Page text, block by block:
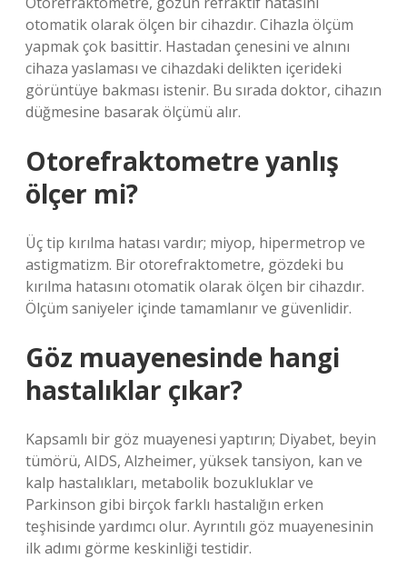
otomatik olarak ölçen bir cihazdır. Cihazla ölçüm
yapmak çok basittir. Hastadan çenesini ve alnını
cihaza yaslaması ve cihazdaki delikten içerideki
görüntüye bakması istenir. Bu sırada doktor, cihazın
düğmesine basarak ölçümü alır.
Otorefraktometre yanlış
ölçer mi?
Üç tip kırılma hatası vardır; miyop, hipermetrop ve
astigmatizm. Bir otorefraktometre, gözdeki bu
kırılma hatasını otomatik olarak ölçen bir cihazdır.
Ölçüm saniyeler içinde tamamlanır ve güvenlidir.
Göz muayenesinde hangi
hastalıklar çıkar?
Kapsamlı bir göz muayenesi yaptırın; Diyabet, beyin
tümörü, AIDS, Alzheimer, yüksek tansiyon, kan ve
kalp hastalıkları, metabolik bozukluklar ve
Parkinson gibi birçok farklı hastalığın erken
teşhisinde yardımcı olur. Ayrıntılı göz muayenesinin
ilk adımı görme keskinliği testidir.